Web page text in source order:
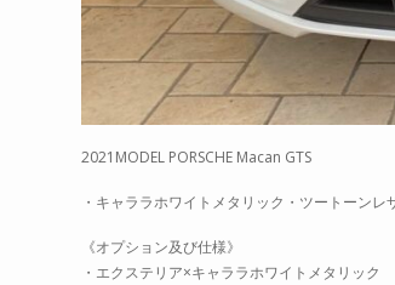
2021MODEL PORSCHE Macan GTS
・キャララホワイトメタリック・ツートーン
《オプション及び仕様》
・エクステリア×キャララホワイトメタリッ